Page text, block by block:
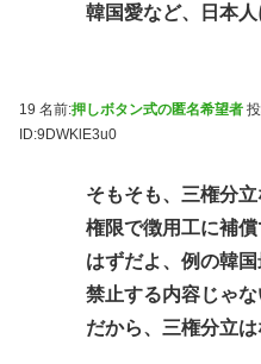
韓国愛など、日本人
19 名前:押しボタン式の匿名希望者
ID:9DWKlE3u0
そもそも、三権分
権限で徴用工に補償
はずだよ、例の韓
禁止する内容じゃな
だから、三権分立